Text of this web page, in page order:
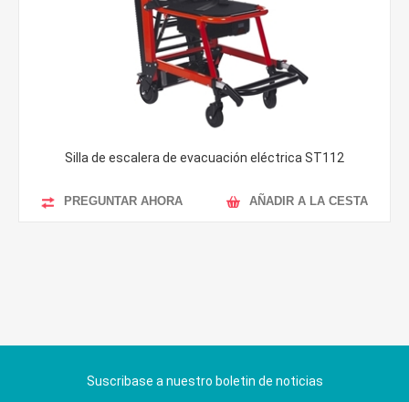
Silla de escalera de evacuación eléctrica ST112
PREGUNTAR AHORA AÑADIR A LA CESTA
Suscribase a nuestro boletin de noticias